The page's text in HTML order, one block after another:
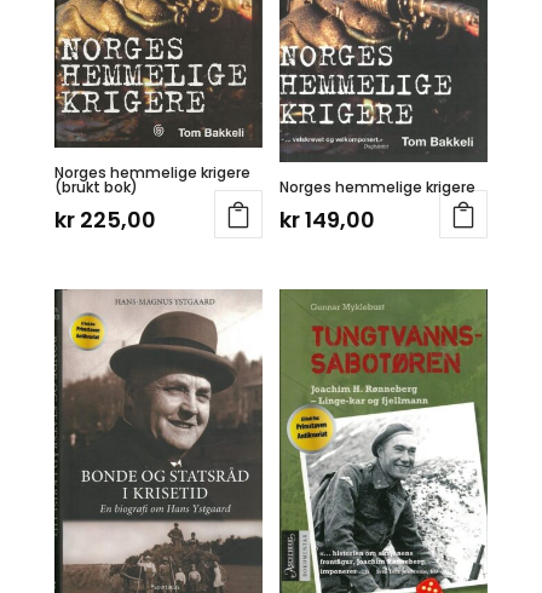
Norges hemmelige krigere
(brukt bok)
kr225,00
Norges hemmelige krigere
kr149,00